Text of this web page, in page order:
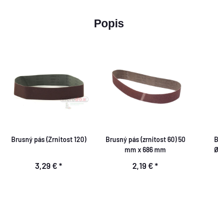
Popis
Brusný pás (Zrnitost 120)
3,29 € *
Brusný pás (zrnitost 60) 50
mm x 686 mm
2,19 € *